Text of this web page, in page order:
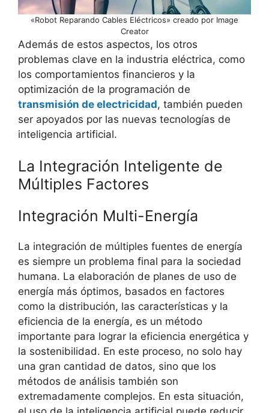
«Robot Reparando Cables Eléctricos» creado por Image
Creator
Además de estos aspectos, los otros
problemas clave en la industria eléctrica, como
los comportamientos financieros y la
optimización de la programación de
transmisión de electricidad, también pueden
ser apoyados por las nuevas tecnologías de
inteligencia artificial.
La Integración Inteligente de
Múltiples Factores
Integración Multi-Energía
La integración de múltiples fuentes de energía
es siempre un problema final para la sociedad
humana. La elaboración de planes de uso de
energía más óptimos, basados en factores
como la distribución, las características y la
eficiencia de la energía, es un método
importante para lograr la eficiencia energética y
la sostenibilidad. En este proceso, no solo hay
una gran cantidad de datos, sino que los
métodos de análisis también son
extremadamente complejos. En esta situación,